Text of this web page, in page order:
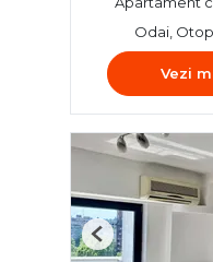
Odai,
Vezi
Previous